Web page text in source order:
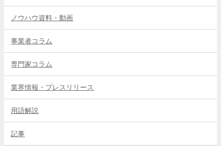
ノウハウ資料・動画
事業者コラム
専門家コラム
業界情報・プレスリリース
用語解説
記事